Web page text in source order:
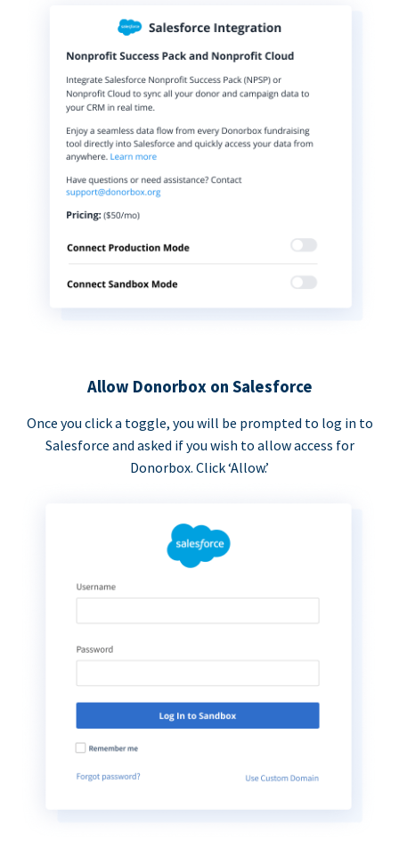
Allow Donorbox on Salesforce
Once you click a toggle, you will be prompted to log in to
Salesforce and asked if you wish to allow access for
Donorbox. Click ‘Allow.’